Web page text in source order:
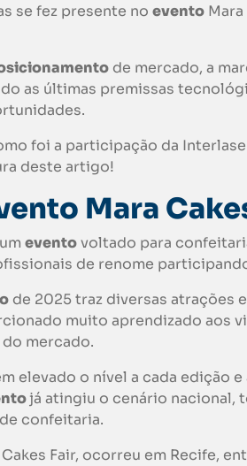
se fez presente no evento
de mercado, a
as últimas premissas
foi a participação da
deste artigo!
Mara
eventovoltado para
de renome
de 2025 traz diversas atrações
muito aprendizado aos
mercado.
elevado o nível a cada edição
já atingiu o cenário nacional,
confeitaria.
Fair, ocorreu em Recife,